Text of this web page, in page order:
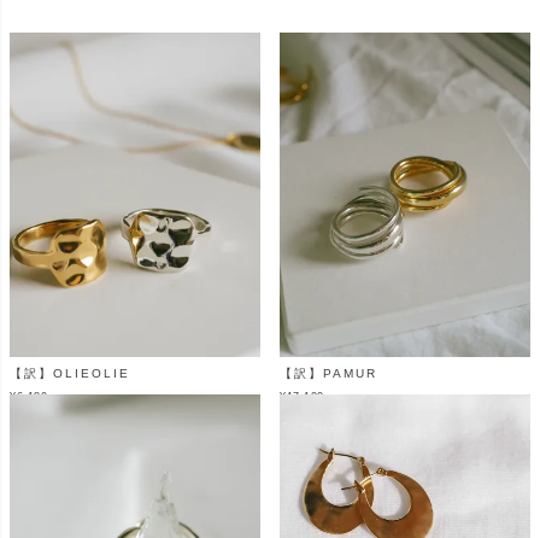
【訳】OLIEOLIE
¥6,180
【訳】PAMUR
¥17,100